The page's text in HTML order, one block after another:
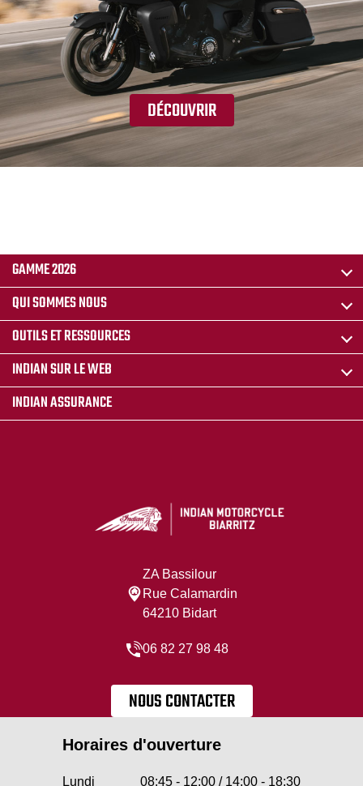
DÉCOUVRIR
GAMME 2026
QUI SOMMES NOUS
OUTILS ET RESSOURCES
INDIAN SUR LE WEB
INDIAN ASSURANCE
ZA Bassilour
Rue Calamardin
64210 Bidart
06 82 27 98 48
NOUS CONTACTER
Horaires d'ouverture
Lundi 08:45 - 12:00 / 14:00 - 18:30